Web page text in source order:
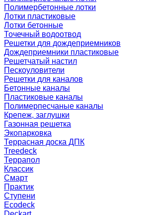
Полимербетонные лотки
Лотки пластиковые
Лотки бетонные
Точечный водоотвод
Решетки для дождеприемников
Дождеприемники пластиковые
Решетчатый настил
Пескоуловители
Решетки для каналов
Бетонные каналы
Пластиковые каналы
Полимерпесчаные каналы
Крепеж, заглушки
Газонная решетка
Экопарковка
Террасная доска ДПК
Treedeck
Террапол
Классик
Смарт
Практик
Ступени
Ecodeck